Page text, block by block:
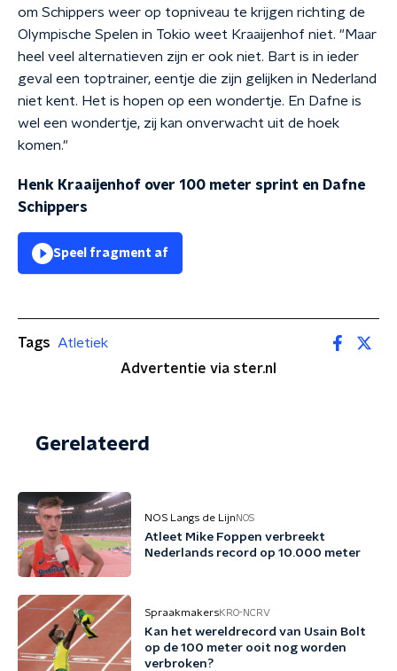
om Schippers weer op topniveau te krijgen richting de
Olympische Spelen in Tokio weet Kraaijenhof niet. "Maar
heel veel alternatieven zijn er ook niet. Bart is in ieder
geval een toptrainer, eentje die zijn gelijken in Nederland
niet kent. Het is hopen op een wondertje. En Dafne is
wel een wondertje, zij kan onverwacht uit de hoek
komen."
Henk Kraaijenhof over 100 meter sprint en Dafne
Schippers
Speel fragment af
Tags
Atletiek
Advertentie via ster.nl
Gerelateerd
NOS Langs de Lijn NOS
Atleet Mike Foppen verbreekt
Nederlands record op 10.000 meter
SpraakmakersKRO-NCRV
Kan het wereldrecord van Usain Bolt
op de 100 meter ooit nog worden
verbroken?